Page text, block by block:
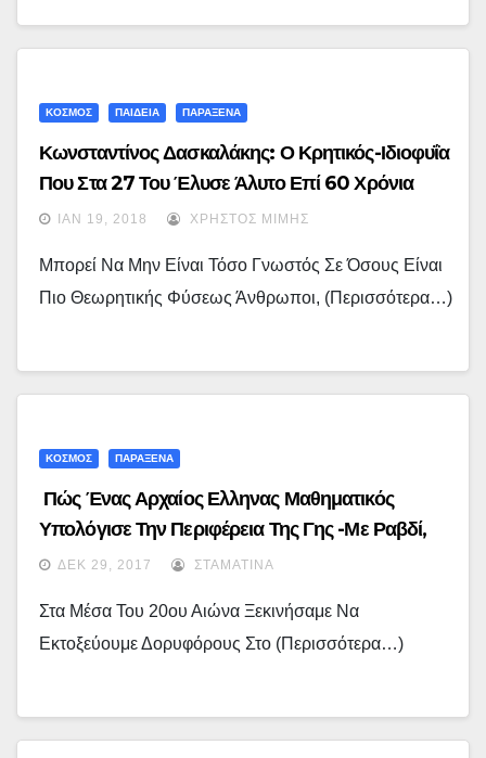
ΚΟΣΜΟΣ ΠΑΙΔΕΙΑ ΠΑΡΑΞΕΝΑ
Κωνσταντίνος Δασκαλάκης: Ο Κρητικός-Ιδιοφυΐα
Που Στα 27 Του Έλυσε Άλυτο Επί 60 Χρόνια
Μαθηματικό Γρίφο | Iefimerida.gr
ΙΑΝ 19, 2018 ΧΡΉΣΤΟΣ ΜΊΜΗΣ
Μπορεί Να Μην Είναι Τόσο Γνωστός Σε Όσους Είναι
Πιο Θεωρητικής Φύσεως Άνθρωποι, (περισσότερα…)
ΚΟΣΜΟΣ ΠΑΡΑΞΕΝΑ
Πώς Ένας Αρχαίος Ελληνας Μαθηματικός
Υπολόγισε Την Περιφέρεια Της Γης -Με Ραβδί,
Πηγάδι Και Τις Γνώσεις Του
ΔΕΚ 29, 2017 ΣΤΑΜΑΤΊΝΑ
Στα Μέσα Του 20ου Αιώνα Ξεκινήσαμε Να
Εκτοξεύουμε Δορυφόρους Στο (περισσότερα…)